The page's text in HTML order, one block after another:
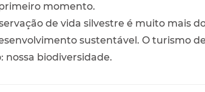
momento.
de vida silvestre é muito mais
sustentável. O turismo
nossa biodiversidade.